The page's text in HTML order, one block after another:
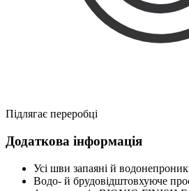
Підлягає переробці
Додаткова інформація
Усі шви запаяні й
Водо- й брудовідштовхуюче